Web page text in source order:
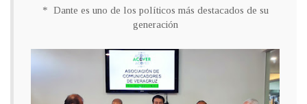
* Dante es uno de los políticos más destacados de su
generación